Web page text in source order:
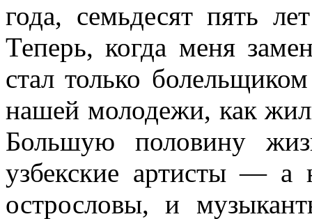
года, семьдесят пять
Теперь, когда меня
стал только
нашей молодежи, как
Большую половину
узбекские артисты —
острословы, и